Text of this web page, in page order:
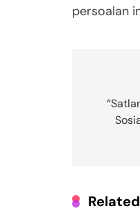
persoalan
pos